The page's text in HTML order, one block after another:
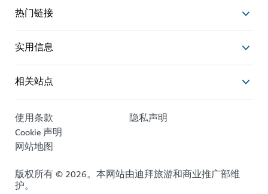
热门链接
实用信息
相关站点
使用条款
隐私声明
Cookie 声明
网站地图
版权所有 © 2026。本网站由迪拜旅游和商业推广部维
护。